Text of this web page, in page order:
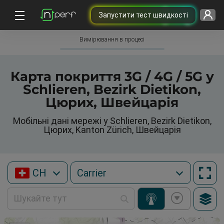
Запустити тест швидкості
Вимірювання в процесі
Карта покриття 3G / 4G / 5G у
Schlieren, Bezirk Dietikon,
Цюрих, Швейцарія
Мобільні дані мережі у Schlieren, Bezirk Dietikon,
Цюрих, Kanton Zürich, Швейцарія
CH